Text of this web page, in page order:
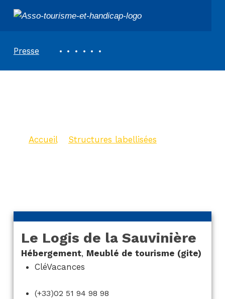
ASSOCIATION TOURISME ET HANDICAPS
Presse
Accueil> Structures labellisées
Le Logis de la Sauvinière
Hébergement, Meublé de tourisme (gite)
CléVacances
(+33)02 51 94 98 98